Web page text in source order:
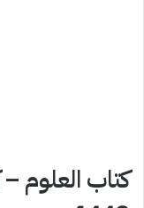
كتاب العلوم